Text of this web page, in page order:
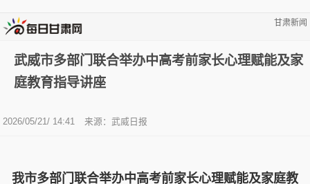
甘肃新闻
武威市多部门联合举办中高考前家长心理赋能及家
庭教育指导讲座
2026/05/21/ 14:41 来源：武威日报
我市多部门联合举办中高考前家长心理赋能及家庭教